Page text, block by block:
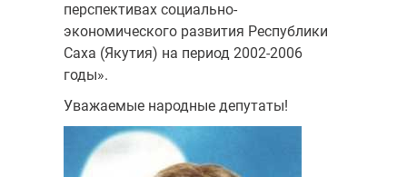
перспективах социально-
экономического развития Республики
Саха (Якутия) на период 2002-2006
годы».
Уважаемые народные депутаты!